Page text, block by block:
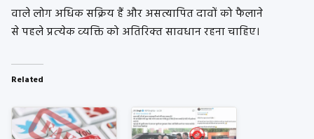
वाले लोग अधिक सक्रिय हैं और असत्यापित दावों को फैलाने
से पहले प्रत्‍येक व्‍यक्ति को अतिरिक्‍त सावधान रहना चाहिए।
Related